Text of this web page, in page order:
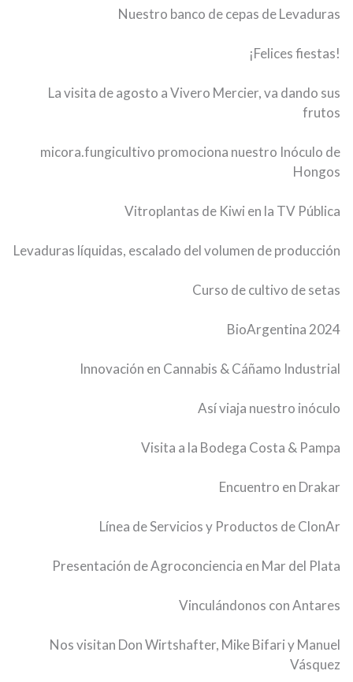
Nuestro banco de cepas de Levaduras
¡Felices fiestas!
La visita de agosto a Vivero Mercier, va dando sus
frutos
micora.fungicultivo promociona nuestro Inóculo de
Hongos
Vitroplantas de Kiwi en la TV Pública
Levaduras líquidas, escalado del volumen de producción
Curso de cultivo de setas
BioArgentina 2024
Innovación en Cannabis & Cáñamo Industrial
Así viaja nuestro inóculo
Visita a la Bodega Costa & Pampa
Encuentro en Drakar
Línea de Servicios y Productos de ClonAr
Presentación de Agroconciencia en Mar del Plata
Vinculándonos con Antares
Nos visitan Don Wirtshafter, Mike Bifari y Manuel
Vásquez